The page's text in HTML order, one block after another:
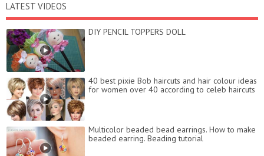
LATEST VIDEOS
DIY PENCIL TOPPERS DOLL
40 best pixie Bob haircuts and hair colour ideas
for women over 40 according to celeb haircuts
Multicolor beaded bead earrings. How to make
beaded earring. Beading tutorial